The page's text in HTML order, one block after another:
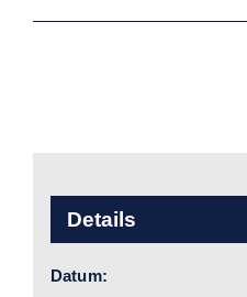
Details
Datum: